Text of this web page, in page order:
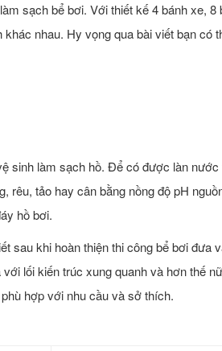
sạch bể bơi. Với thiết kế 4 bánh xe,
nhau. Hy vọng qua bài viết bạn
sinh làm sạch hồ. Để có được làn
rêu, tảo hay cân bằng nồng độ pH
hồ bơi.
sau khi hoàn thiện thi công bể bơi
lối kiến trúc xung quanh và hơn thế
phù hợp với nhu cầu và sở thích.